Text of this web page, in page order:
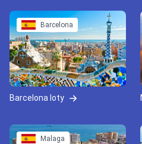
Barcelona
Barcelona loty
Malaga